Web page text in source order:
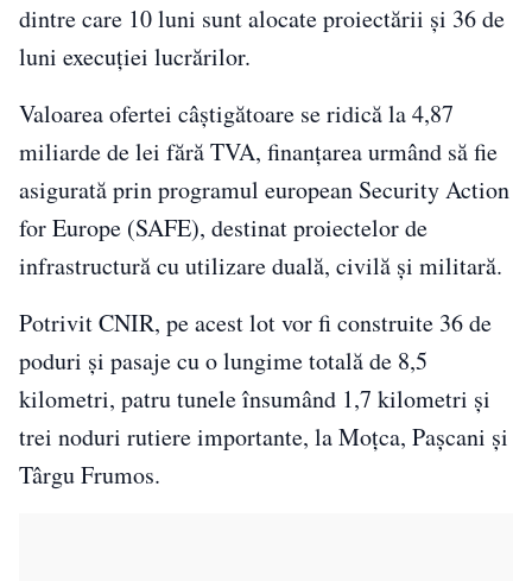
dintre care 10 luni sunt alocate proiectării și 36 de
luni execuției lucrărilor.
Valoarea ofertei câștigătoare se ridică la 4,87
miliarde de lei fără TVA, finanțarea urmând să fie
asigurată prin programul european Security Action
for Europe (SAFE), destinat proiectelor de
infrastructură cu utilizare duală, civilă și militară.
Potrivit CNIR, pe acest lot vor fi construite 36 de
poduri și pasaje cu o lungime totală de 8,5
kilometri, patru tunele însumând 1,7 kilometri și
trei noduri rutiere importante, la Moțca, Pașcani și
Târgu Frumos.